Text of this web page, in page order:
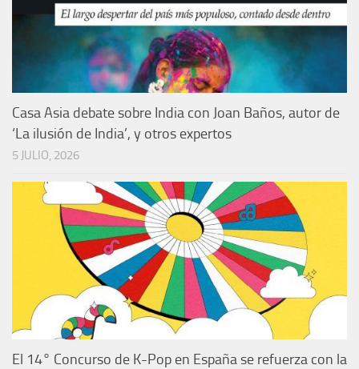
Casa Asia debate sobre India con Joan Baños, autor de
‘La ilusión de India’, y otros expertos
5 JULIO, 2026
El 14° Concurso de K-Pop en España se refuerza con la